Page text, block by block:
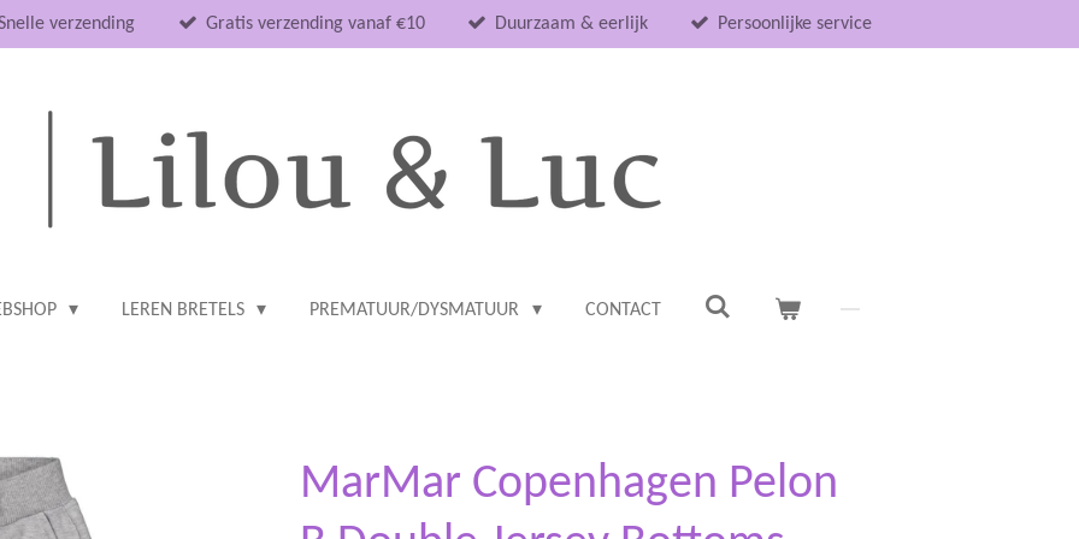
verzending Gratis verzending vanaf €10 Duurzaam & eerlijk Persoonlijke service
LEREN BRETELS PREMATUUR/DYSMATUUR CONTACT
MarMar Copenhagen Pelon